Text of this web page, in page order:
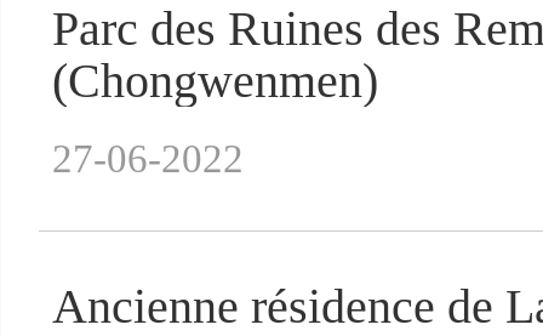
Parc des Ruines des
(Chongwenmen)
27-06-2022
Ancienne résidence de